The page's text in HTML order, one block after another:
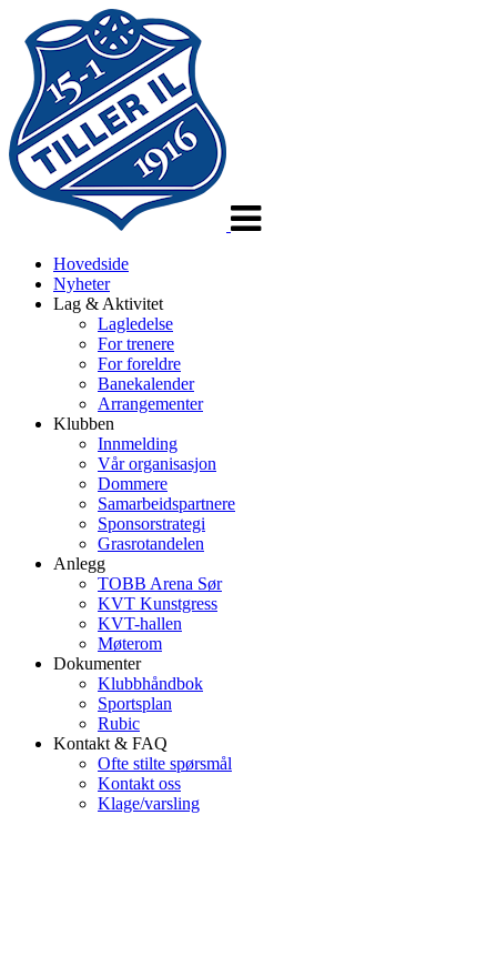
Hovedside
Nyheter
Lag & Aktivitet
Lagledelse
For trenere
For foreldre
Banekalender
Arrangementer
Klubben
Innmelding
Vår organisasjon
Dommere
Samarbeidspartnere
Sponsorstrategi
Grasrotandelen
Anlegg
TOBB Arena Sør
KVT Kunstgress
KVT-hallen
Møterom
Dokumenter
Klubbhåndbok
Sportsplan
Rubic
Kontakt & FAQ
Ofte stilte spørsmål
Kontakt oss
Klage/varsling